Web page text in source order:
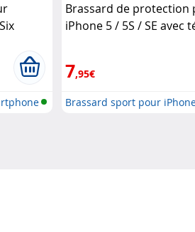
Brassard de protection
iPhone 5 / 5S / SE avec
7,95€
Brassard sport pour